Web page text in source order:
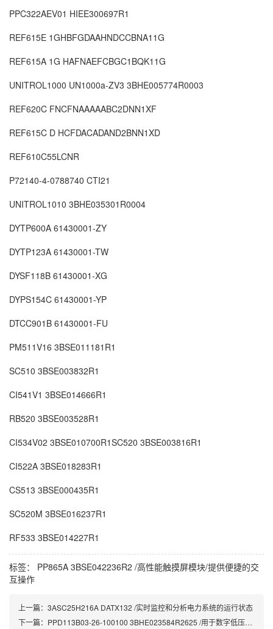
PPC322AEV01 HIEE300697R1
REF615E 1GHBFGDAAHNDCCBNA11G
REF615A 1G HAFNAEFCBGC1BQK11G
UNITROL1000 UN1000a-ZV3 3BHE005774R0003
REF620C FNCFNAAAAABC2DNN1XF
REF615C D HCFDACADAND2BNN1XD
REF610C55LCNR
P72140-4-0788740 CTI21
UNITROL1010 3BHE035301R0004
DYTP600A 61430001-ZY
DYTP123A 61430001-TW
DYSF118B 61430001-XG
DYPS154C 61430001-YP
DTCC901B 61430001-FU
PM511V16 3BSE011181R1
SC510 3BSE003832R1
CI541V1 3BSE014666R1
RB520 3BSE003528R1
CI534V02 3BSE010700R1SC520 3BSE003816R1
CI522A 3BSE018283R1
CS513 3BSE000435R1
SC520M 3BSE016237R1
RF533 3BSE014227R1
标签： PP865A 3BSE042236R2 /高性能触摸屏模块/提供便捷的交
互操作
上一篇： 3ASC25H216A DATX132 /实时监控和分析电力系统的运行状态
下一篇： PPD113B03-26-100100 3BHE023584R2625 /用于数字低压配电系统的中央处理器模块